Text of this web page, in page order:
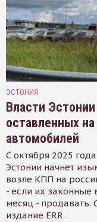
ЭСТОНИЯ
Власти
оставленных
автомобилей
С октября 2025
Эстонии начнет
возле КПП на
- если их законные
месяц - продавать.
издание ERR